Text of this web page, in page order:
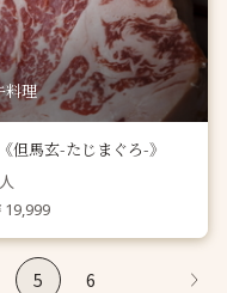
料理
但馬玄-たじまぐろ-》
人
19,999
5 6